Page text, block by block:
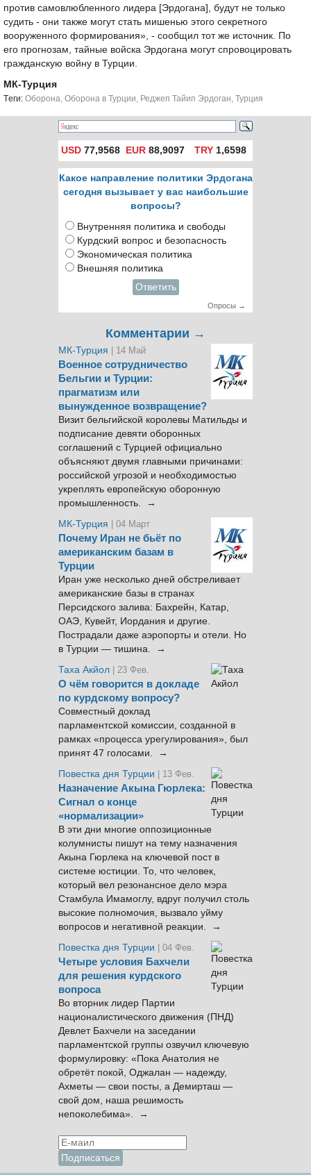
против самовлюбленного лидера [Эрдогана], будут не только
судить - они также могут стать мишенью этого секретного
вооруженного формирования», - сообщил тот же источник. По
его прогнозам, тайные войска Эрдогана могут спровоцировать
гражданскую войну в Турции.
МК-Турция
Tеги: Оборона, Оборона в Турции, Реджеп Тайип Эрдоган, Турция
USD 77,9568 EUR 88,9097 TRY1,6598
Какое направление политики Эрдогана
сегодня вызывает у вас наибольшие
вопросы?
Внутренняя политика и свободы
Курдский вопрос и безопасность
Экономическая политика
Внешняя политика
Ответить
Опросы →
Комментарии →
МК-Турция | 14 Май
Военное сотрудничество
Бельгии и Турции:
прагматизм или
вынужденное возвращение?
Визит бельгийской королевы Матильды и
подписание девяти оборонных
соглашений с Турцией официально
объясняют двумя главными причинами:
российской угрозой и необходимостью
укреплять европейскую оборонную
промышленность. →
МК-Турция
| 04 Март
Почему Иран не бьёт по
американским базам в
Турции
Иран уже несколько дней обстреливает
американские базы в странах
Персидского залива: Бахрейн, Катар,
ОАЭ, Кувейт, Иордания и другие.
Пострадали даже аэропорты и отели. Но
в Турции — тишина. →
Таха Акйол | 23 Фев.
О чём говорится в докладе
по курдскому вопросу?
Совместный доклад
парламентской комиссии, созданной в
рамках «процесса урегулирования», был
принят 47 голосами. →
Повестка дня Турции
| 13 Фев.
Назначение Акына Гюрлека:
Сигнал о конце
«нормализации»
В эти дни многие оппозиционные
колумнисты пишут на тему назначения
Акына Гюрлека на ключевой пост в
системе юстиции. То, что человек,
который вел резонансное дело мэра
Стамбула Имамоглу, вдруг получил столь
высокие полномочия, вызвало уйму
вопросов и негативной реакции. →
Повестка дня Турции
| 04 Фев.
Четыре условия Бахчели
для решения курдского
вопроса
Во вторник лидер Партии
националистического движения (ПНД)
Девлет Бахчели на заседании
парламентской группы озвучил ключевую
формулировку: «Пока Анатолия не
обретёт покой, Оджалан — надежду,
Ахметы — свои посты, а Демирташ —
свой дом, наша решимость
непоколебима». →